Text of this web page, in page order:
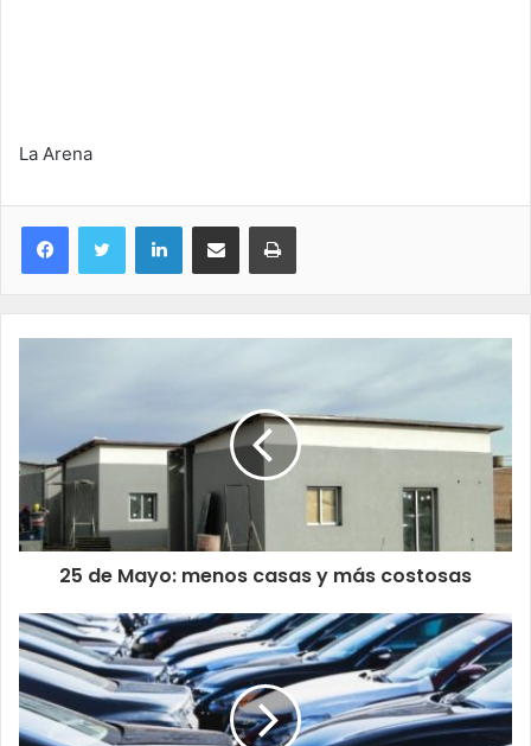
La Arena
LinkedInCompartir por correo electrónicoImprimir
25 de Mayo: menos casas y más costosas